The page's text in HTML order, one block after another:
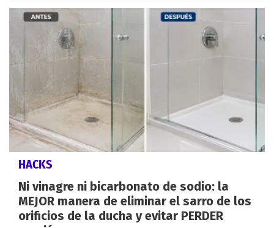
HACKS
Ni vinagre ni bicarbonato de sodio: la
MEJOR manera de eliminar el sarro de los
orificios de la ducha y evitar PERDER